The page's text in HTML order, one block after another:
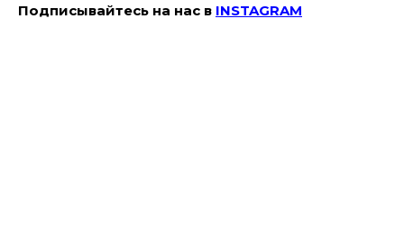
Подписывайтесь на наc в INSTAGRAM